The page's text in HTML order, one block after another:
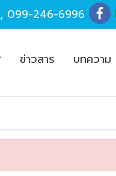
, 099-246-6996
ข่าวสาร บทความ